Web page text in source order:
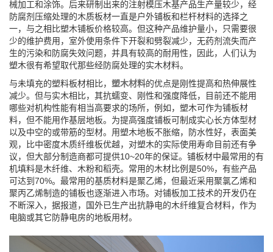
械加工和涂饰。后来研制出来的注射模压木基产品生产量较少，经
防腐剂压缩处理的木质板材一直是户外铺板和栏杆材料的选择之
一，与之相比塑木铺板价格较高。但这种产品维护量小，只需要很
少的维护费用，室外使用条件下开裂和劈裂减少，无药剂流失而产
生的污染和防腐失效问题，并具有较高的耐用性，因此，人们认为
塑木很有希望取代那些经防腐处理的实木材料。
与未填充的塑料板材相比， 塑木材料的优点是刚性提高和热伸展性
减少。但与实木相比，其抗蠕变、刚性和强度降低，目前还不能用
哪些对机构性能有相当高要求的场所，例如，塑木可作为铺板材
料，但不能用作基层地板。为提高强度铺板可制成实心长方体型材
以及中空的或带筋的型材。用塑木地板不胀缩，防水性好，表面美
观，比中密度木质纤维板优越，对塑木的实际使用寿命目前还有争
议，但大部分制造商都可提供10~20年的保证。铺板材中最常用的有
机填料是木纤维、木粉和稻壳。常用的木材比例是50%，有些产品
可达到70%。最常用的基质材料是聚乙烯，但最近采用聚氯乙烯和
聚丙乙烯制造的铺板也逐渐进入市场。对铺板加工技术的开发仍在
不断深入，据报道，国外已生产出抗静电的木纤维复合材料，作为
电脑或其它防静电房的地板用材。